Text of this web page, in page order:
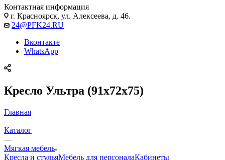
Контактная информация
г. Красноярск, ул. Алексеева, д. 46.
24@PFK24.RU
Вконтакте
WhatsApp
Кресло Ультра (91х72х75)
Главная
—
Каталог
—
Мягкая мебель
Кресла и стульяМебель для персоналаКабинеты